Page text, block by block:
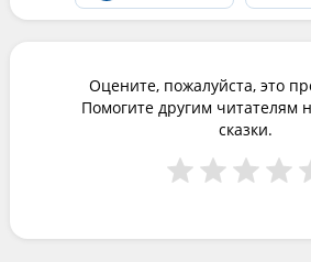
Оцените, пожалуйста, это
Помогите другим читателям
сказки.